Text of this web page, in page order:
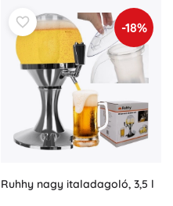
-18%
Ruhhy nagy italadagoló, 3,5 l